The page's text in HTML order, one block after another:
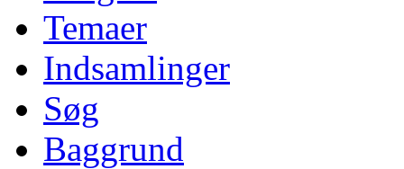
Temaer
Indsamlinger
Søg
Baggrund